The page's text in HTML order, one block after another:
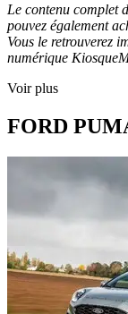
Le contenu complet
pouvez également
Vous le retrouverez
numérique
Voir plus
FORD